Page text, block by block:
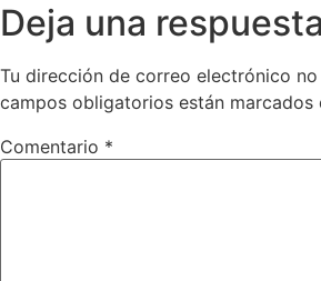
Deja una respuesta
Tu dirección de correo electrónico
campos obligatorios están marcados
Comentario *